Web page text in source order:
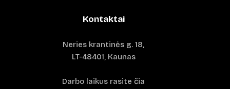
Kontaktai
Neries krantinės g. 18,
LT-48401, Kaunas
Darbo laikus rasite čia